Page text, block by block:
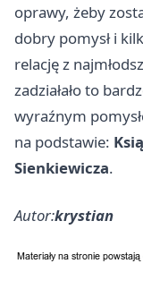
oprawy, żeby
dobry pomysł i
relację z
zadziałało to
wyraźnym
na podstawie:
Sienkiewicza.
Autor:krystian